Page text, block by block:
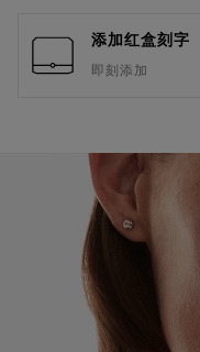
添加红盒刻字
即刻添加